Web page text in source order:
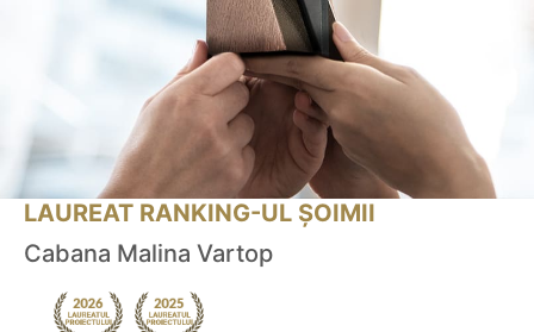
LAUREAT RANKING-UL ȘOIMII
Cabana Malina Vartop